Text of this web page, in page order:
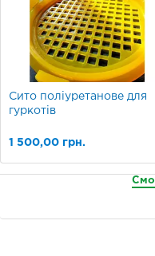
Сито поліуретанове для
гуркотів
1 500,00 грн.